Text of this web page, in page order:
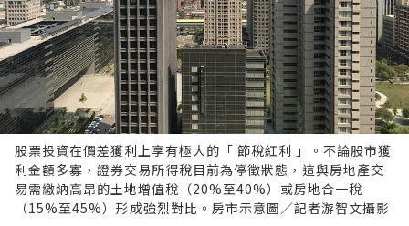
股票投資在價差獲利上享有極大的「 節稅紅利 」。不論股市獲
利金額多寡，證券交易所得稅目前為停徵狀態，這與房地產交
易需繳納高昂的土地增值稅（20%至40%）或房地合一稅
（15%至45%）形成強烈對比。房市示意圖／記者游智文攝影